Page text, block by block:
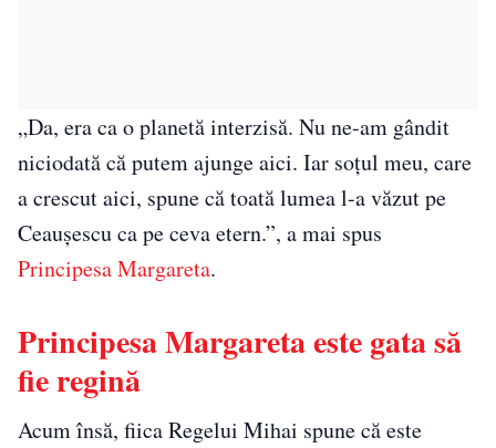
„Da, era ca o planetă interzisă. Nu ne-am gândit
niciodată că putem ajunge aici. Iar soțul meu, care
a crescut aici, spune că toată lumea l-a văzut pe
Ceaușescu ca pe ceva etern.”, a mai spus
Principesa Margareta.
Principesa Margareta este gata să
fie regină
Acum însă, fiica Regelui Mihai spune că este